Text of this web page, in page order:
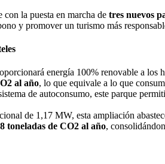
la puesta en marcha de tres nuevos
y promover un turismo más
energía 100% renovable a los
al año, lo que equivale a lo que
de autoconsumo, este parque
de 1,17 MW, esta ampliación
toneladas de CO2 al año,